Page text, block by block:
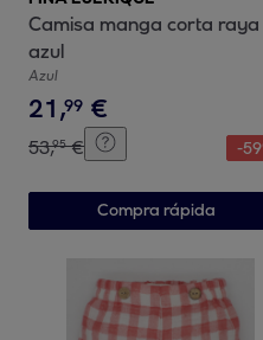
Camisa manga corta raya
azul
Azul
21,99 €
53,95 € -59
Compra rápida